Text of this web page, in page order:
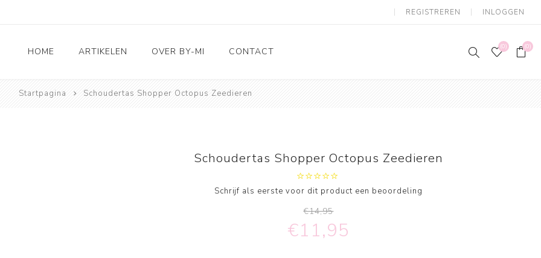
REGISTREREN INLOGGEN
HOME ARTIKELEN OVER BY-MI CONTACT (0) (0)
Startpagina Schoudertas Shopper Octopus Zeedieren
Schoudertas Shopper Octopus Zeedieren
Schrijf als eerste voor dit product een beoordeling
€14,95
€11,95